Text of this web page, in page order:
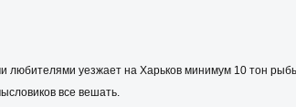
любителями уезжает на Харьков минимум 10 тон
все вешать.